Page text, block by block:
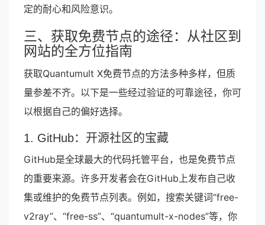
定的耐心和风险意识。
三、获取免费节点的途径：从社区到
网站的全方位指南
获取Quantumult X免费节点的方法多种多样，但质
量参差不齐。以下是一些经过验证的可靠途径，你可
以根据自己的偏好选择。
1. GitHub：开源社区的宝藏
GitHub是全球最大的代码托管平台，也是免费节点
的重要来源。许多开发者会在GitHub上发布自己收
集或维护的免费节点列表。例如，搜索关键词“free-
v2ray”、“free-ss”、“quantumult-x-nodes”等，你